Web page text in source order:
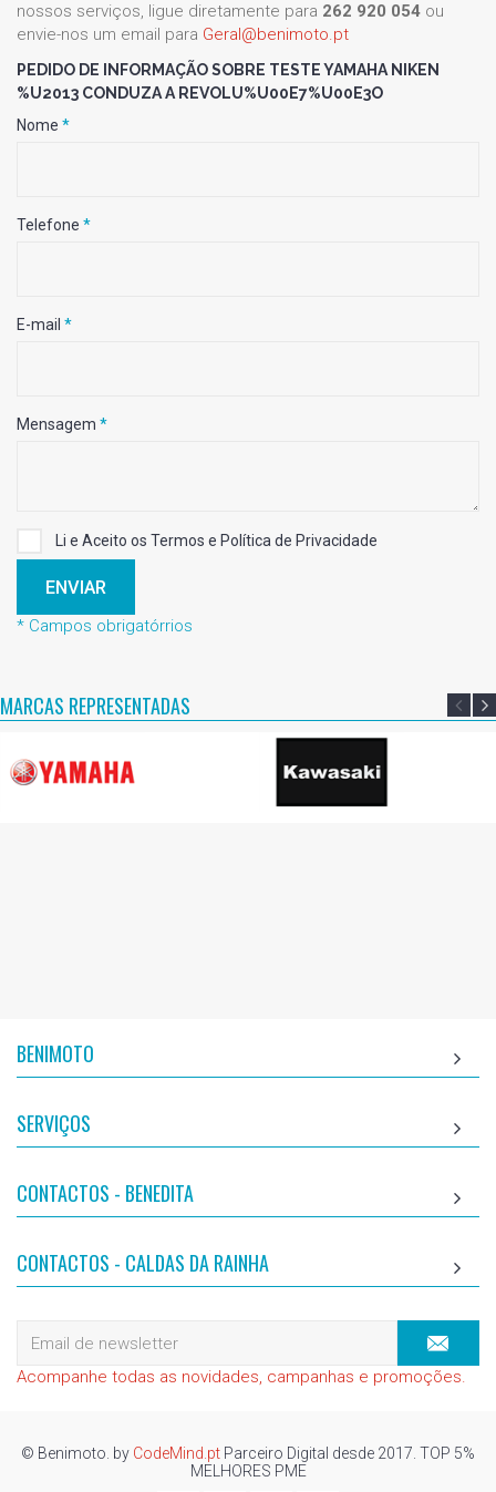
nossos serviços, ligue diretamente para 262 920 054 ou
envie-nos um email para Geral@benimoto.pt
PEDIDO DE INFORMAÇÃO SOBRE TESTE YAMAHA NIKEN
%U2013 CONDUZA A REVOLU%U00E7%U00E3O
Nome *
Telefone *
E-mail *
Mensagem *
Li e Aceito os Termos e Política de Privacidade
ENVIAR
* Campos obrigatórrios
MARCAS REPRESENTADAS
BENIMOTO
SERVIÇOS
CONTACTOS - BENEDITA
CONTACTOS - CALDAS DA RAINHA
Acompanhe todas as novidades, campanhas e promoções.
© Benimoto. by CodeMind.pt Parceiro Digital desde 2017. TOP 5%
MELHORES PME